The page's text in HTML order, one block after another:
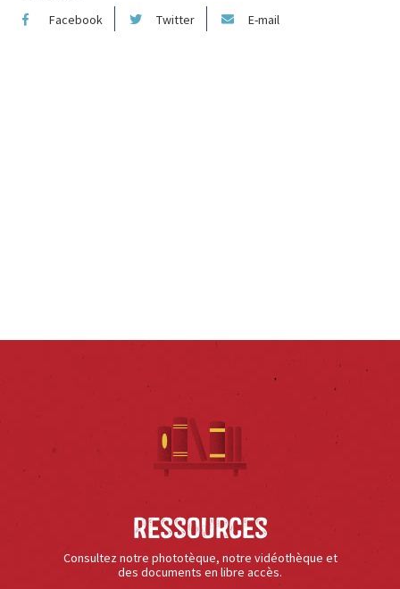
Facebook Twitter E-mail
Ressources
Consultez notre phototèque, notre vidéothèque et
des documents en libre accès.